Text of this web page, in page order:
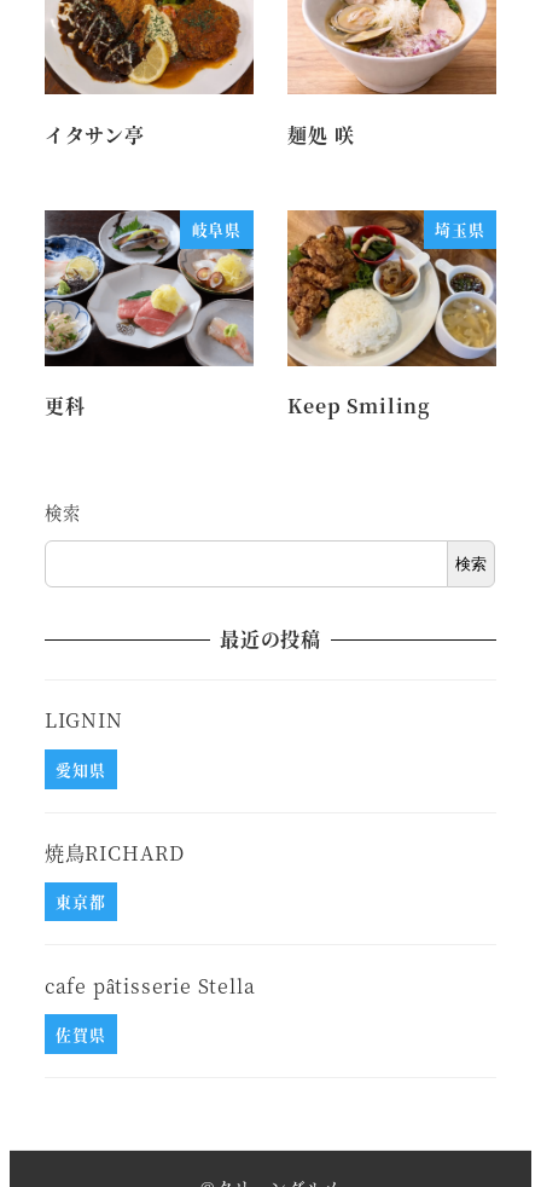
イタサン亭 麺処 咲
岐阜県
更科
埼玉県
Keep Smiling
検索
検索
最近の投稿
LIGNIN
愛知県
焼鳥RICHARD
東京都
cafe pâtisserie Stella
佐賀県